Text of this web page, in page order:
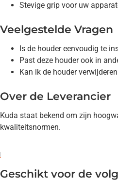
Stevige grip voor uw
Veelgestelde Vragen
Is de houder eenvoudig te
Past deze houder ook in
Kan ik de houder
Over de Leverancier
Kuda staat bekend om zijn
kwaliteitsnormen.
Geschikt voor de